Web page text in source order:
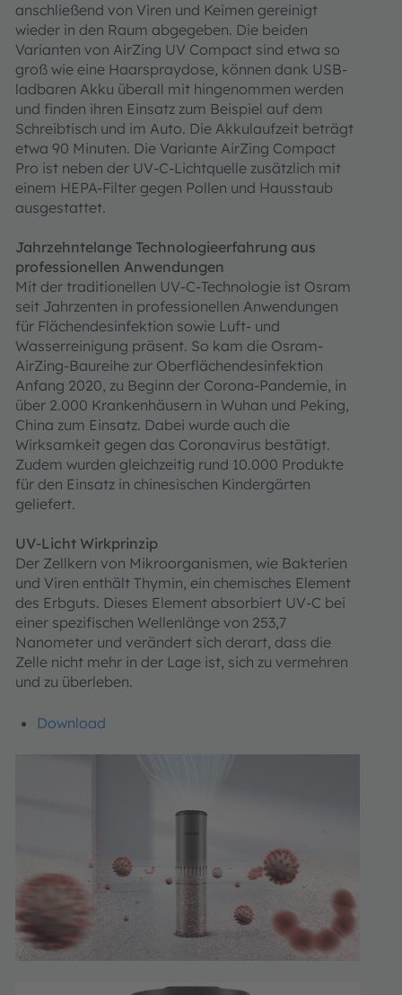
anschließend von Viren und Keimen gereinigt
wieder in den Raum abgegeben. Die beiden
Varianten von AirZing UV Compact sind etwa so
groß wie eine Haarspraydose, können dank USB-
ladbaren Akku überall mit hingenommen werden
und finden ihren Einsatz zum Beispiel auf dem
Schreibtisch und im Auto. Die Akkulaufzeit beträgt
etwa 90 Minuten. Die Variante AirZing Compact
Pro ist neben der UV-C-Lichtquelle zusätzlich mit
einem HEPA-Filter gegen Pollen und Hausstaub
ausgestattet.
Jahrzehntelange Technologieerfahrung aus
professionellen Anwendungen
Mit der traditionellen UV-C-Technologie ist Osram
seit Jahrzenten in professionellen Anwendungen
für Flächendesinfektion sowie Luft- und
Wasserreinigung präsent. So kam die Osram-
AirZing-Baureihe zur Oberflächendesinfektion
Anfang 2020, zu Beginn der Corona-Pandemie, in
über 2.000 Krankenhäusern in Wuhan und Peking,
China zum Einsatz. Dabei wurde auch die
Wirksamkeit gegen das Coronavirus bestätigt.
Zudem wurden gleichzeitig rund 10.000 Produkte
für den Einsatz in chinesischen Kindergärten
geliefert.
UV-Licht Wirkprinzip
Der Zellkern von Mikroorganismen, wie Bakterien
und Viren enthält Thymin, ein chemisches Element
des Erbguts. Dieses Element absorbiert UV-C bei
einer spezifischen Wellenlänge von 253,7
Nanometer und verändert sich derart, dass die
Zelle nicht mehr in der Lage ist, sich zu vermehren
und zu überleben.
Download